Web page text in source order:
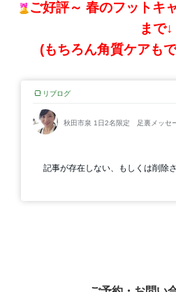
ご好評～ 春のフットキ
まで↓
(もちろん角質ケアも